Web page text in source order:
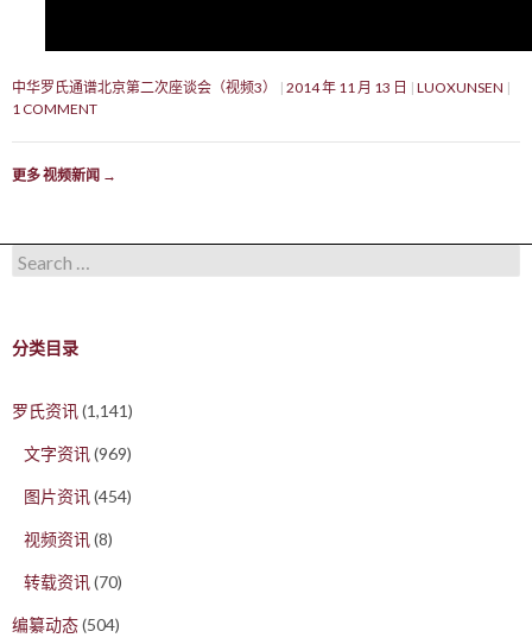
中华罗氏通谱北京第二次座谈会（视频3） 2014 年 11 月 13 日
LUOXUNSEN
1 COMMENT
更多 视频新闻 →
Search for:
分类目录
罗氏资讯(1,141)
文字资讯(969)
图片资讯(454)
视频资讯(8)
转载资讯(70)
编纂动态(504)